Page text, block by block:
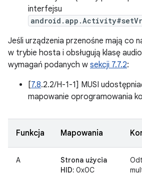
interfejsu
Jeśli urządzenia przenośne mają co
w trybie hosta i obsługują klasę
wymagań podanych w sekcji 7.7.2:
[7.8.2.2/H-1-1] MUSI
mapowanie oprogramowania
Funkcja Mapowania
A
Strona użycia
HID: 0x0C